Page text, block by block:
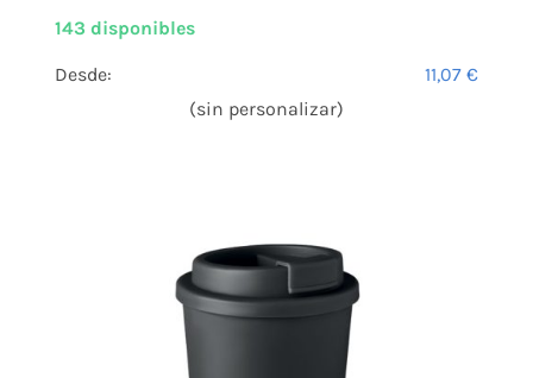
143 disponibles
Desde: 11,07€
(sin personalizar)